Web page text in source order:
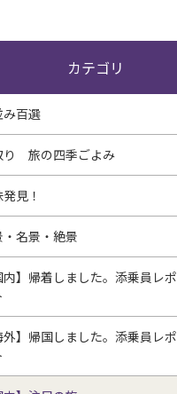
カテゴリ
み百選
り 旅の四季ごよみ
見！
・名景・絶景
内】帰着しました。添乗員レポ
外】帰国しました。添乗員レポ